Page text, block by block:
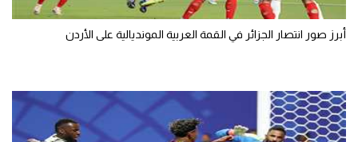
أقسام خاصة
Gamers
تحقيق في الجول
تقرير في الجول
أبرز صور انتصار الجزائر في القمة العربية المونديالية على الأردن